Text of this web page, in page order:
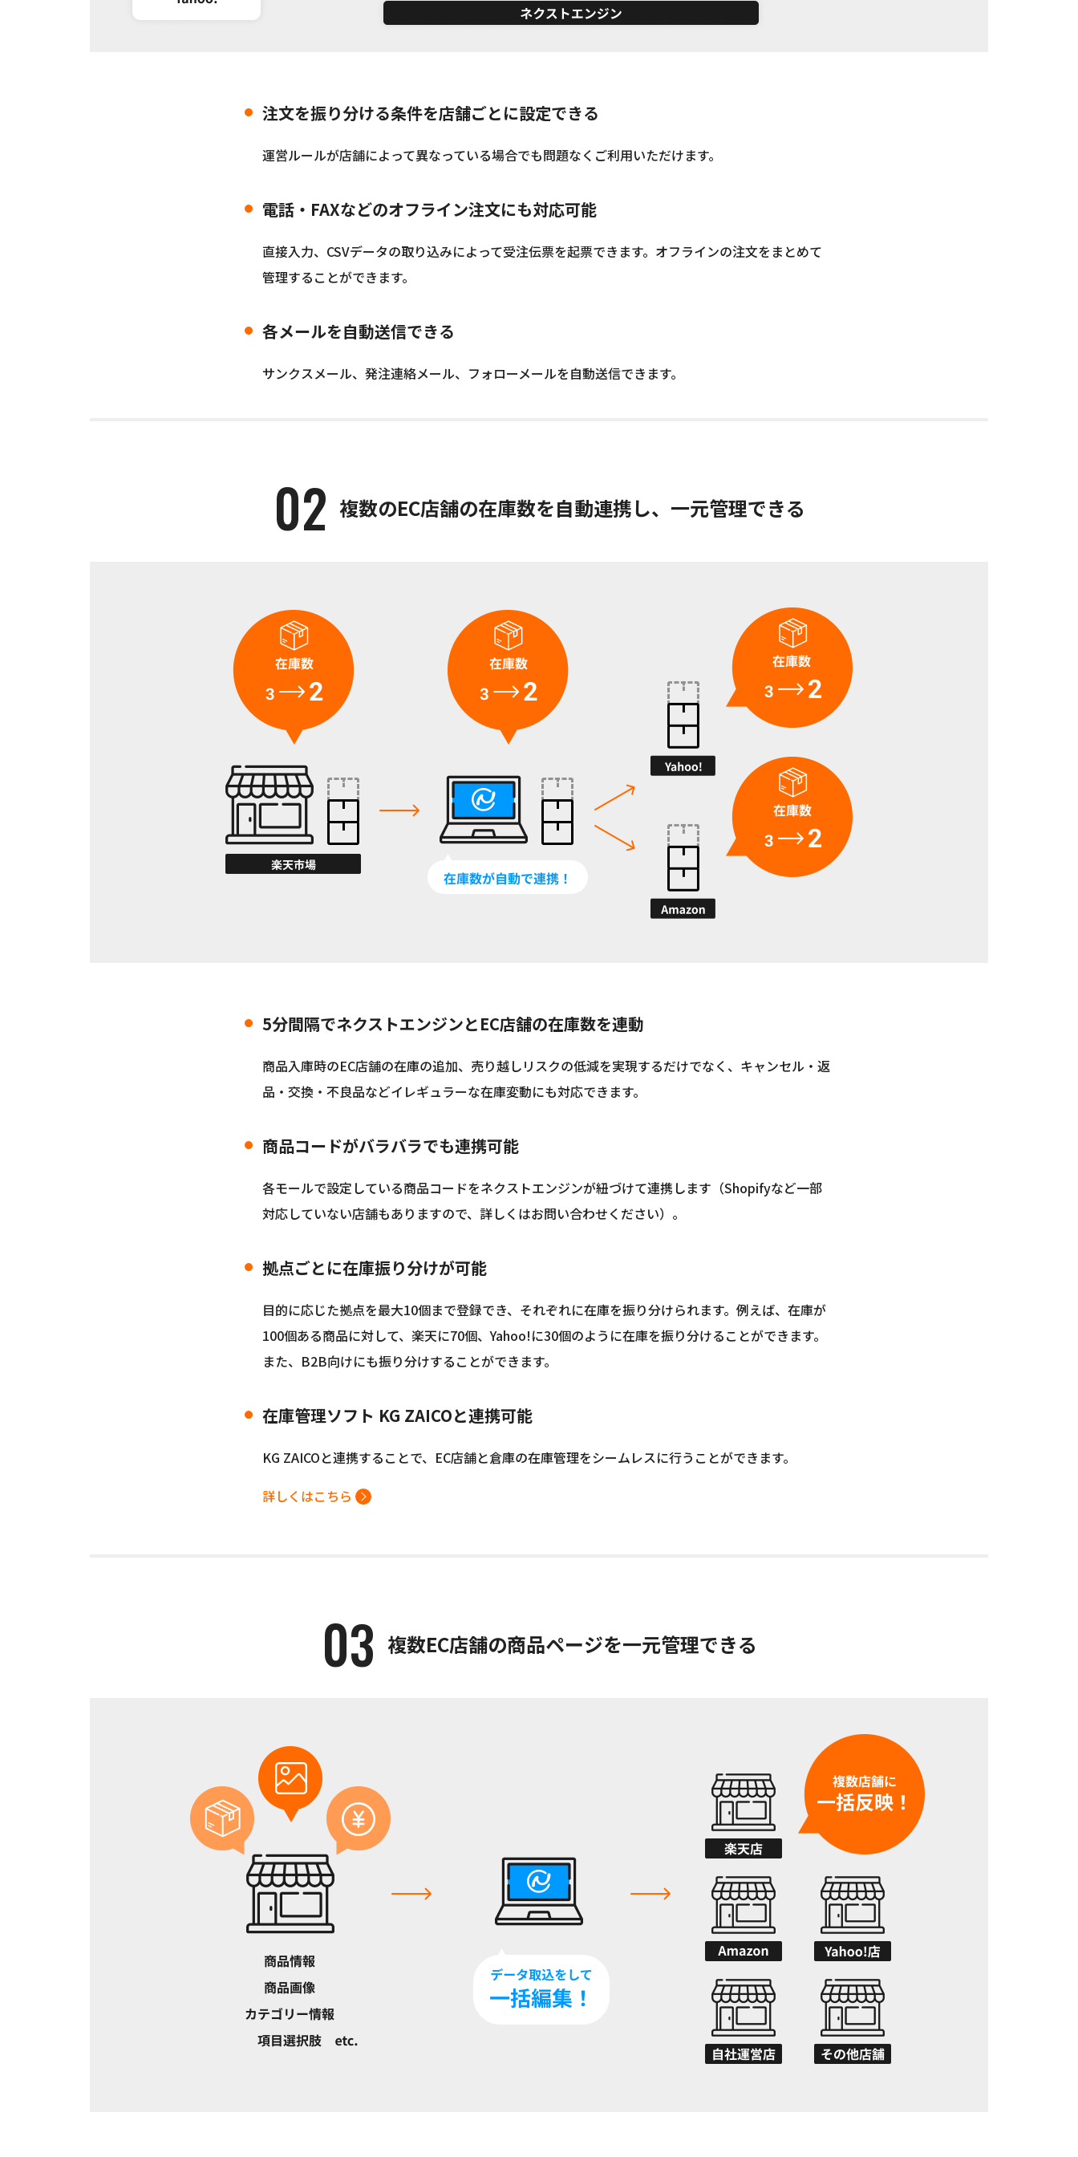
注文を振り分ける条件を店舗ごとに設定できる
運営ルールが店舗によって異なっている場合でも問題なくご利用いただけます。
電話・FAXなどのオフライン注文にも対応可能
直接入力、CSVデータの取り込みによって受注伝票を起票できます。オフラインの注文をまとめて
管理することができます。
各メールを自動送信できる
サンクスメール、発注連絡メール、フォローメールを自動送信できます。
複数のEC店舗の在庫数を自動連携し、一元管理できる
5分間隔でネクストエンジンとEC店舗の在庫数を連動
商品入庫時のEC店舗の在庫の追加、売り越しリスクの低減を実現するだけでなく、キャンセル・返
品・交換・不良品などイレギュラーな在庫変動にも対応できます。
商品コードがバラバラでも連携可能
各モールで設定している商品コードをネクストエンジンが紐づけて連携します（Shopifyなど一部
対応していない店舗もありますので、詳しくはお問い合わせください）。
拠点ごとに在庫振り分けが可能
目的に応じた拠点を最大10個まで登録でき、それぞれに在庫を振り分けられます。例えば、在庫が
100個ある商品に対して、楽天に70個、Yahoo!に30個のように在庫を振り分けることができます。
また、B2B向けにも振り分けすることができます。
在庫管理ソフト KG ZAICOと連携可能
KG ZAICOと連携することで、EC店舗と倉庫の在庫管理をシームレスに行うことができます。
詳しくはこちら
複数EC店舗の商品ページを一元管理できる